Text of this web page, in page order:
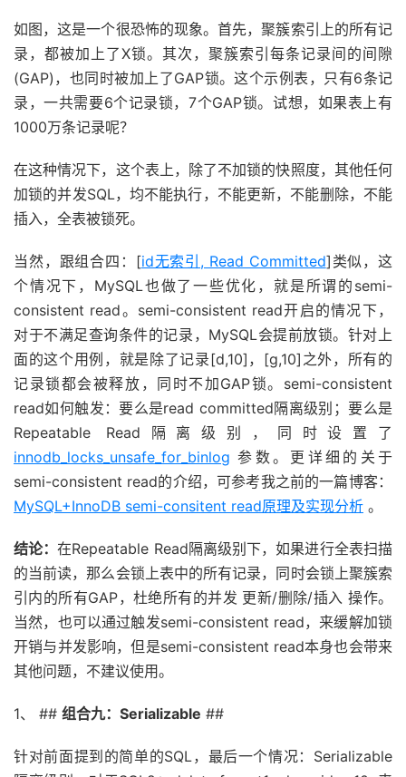
如图，这是一个很恐怖的现象。首先，聚簇索引上的所有记
录，都被加上了X锁。其次，聚簇索引每条记录间的间隙
(GAP)，也同时被加上了GAP锁。这个示例表，只有6条记
录，一共需要6个记录锁，7个GAP锁。试想，如果表上有
1000万条记录呢？
在这种情况下，这个表上，除了不加锁的快照度，其他任何
加锁的并发SQL，均不能执行，不能更新，不能删除，不能
插入，全表被锁死。
当然，跟组合四：[id无索引, Read Committed]类似，这
个情况下，MySQL也做了一些优化，就是所谓的semi-
consistent read。semi-consistent read开启的情况下，
对于不满足查询条件的记录，MySQL会提前放锁。针对上
面的这个用例，就是除了记录[d,10]，[g,10]之外，所有的
记录锁都会被释放，同时不加GAP锁。semi-consistent
read如何触发：要么是read committed隔离级别；要么是
Repeatable Read隔离级别，同时设置了
innodb_locks_unsafe_for_binlog 参数。更详细的关于
semi-consistent read的介绍，可参考我之前的一篇博客：
MySQL+InnoDB semi-consitent read原理及实现分析 。
结论：在Repeatable Read隔离级别下，如果进行全表扫描
的当前读，那么会锁上表中的所有记录，同时会锁上聚簇索
引内的所有GAP，杜绝所有的并发 更新/删除/插入 操作。
当然，也可以通过触发semi-consistent read，来缓解加锁
开销与并发影响，但是semi-consistent read本身也会带来
其他问题，不建议使用。
1、 ## 组合九：Serializable ##
针对前面提到的简单的SQL，最后一个情况：Serializable